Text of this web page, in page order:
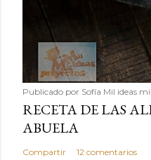
Publicado por Sofía Mil ideas
RECETA DE LAS
ABUELA
Compartir 12 comentarios